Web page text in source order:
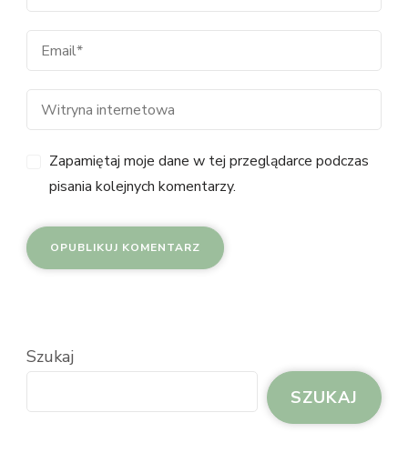
Zapamiętaj moje dane w tej przeglądarce podczas
pisania kolejnych komentarzy.
Szukaj
SZUKAJ